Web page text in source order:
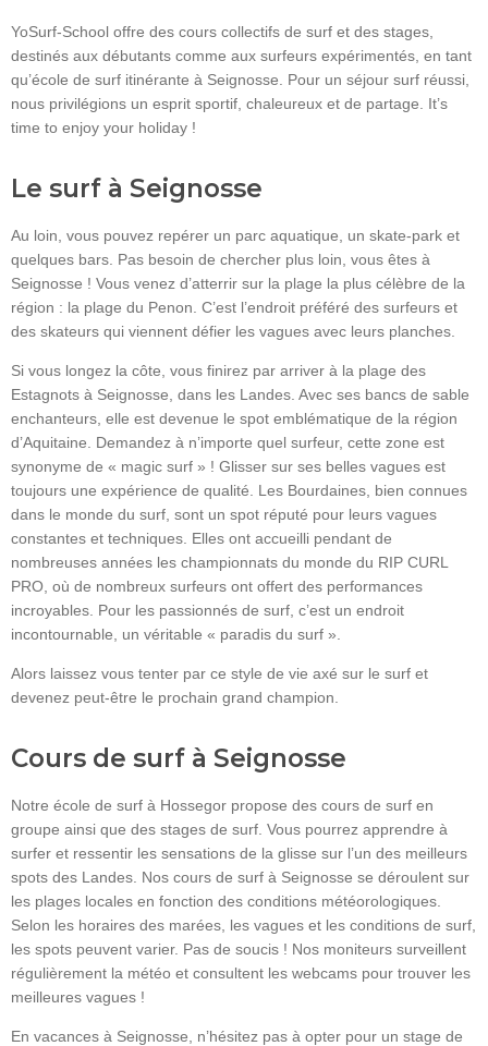
YoSurf-School offre des cours collectifs de surf et des stages,
destinés aux débutants comme aux surfeurs expérimentés, en tant
qu’école de surf itinérante à Seignosse. Pour un séjour surf réussi,
nous privilégions un esprit sportif, chaleureux et de partage. It’s
time to enjoy your holiday !
Le surf à Seignosse
Au loin, vous pouvez repérer un parc aquatique, un skate-park et
quelques bars. Pas besoin de chercher plus loin, vous êtes à
Seignosse ! Vous venez d’atterrir sur la plage la plus célèbre de la
région : la plage du Penon. C’est l’endroit préféré des surfeurs et
des skateurs qui viennent défier les vagues avec leurs planches.
Si vous longez la côte, vous finirez par arriver à la plage des
Estagnots à Seignosse, dans les Landes. Avec ses bancs de sable
enchanteurs, elle est devenue le spot emblématique de la région
d’Aquitaine. Demandez à n’importe quel surfeur, cette zone est
synonyme de « magic surf » ! Glisser sur ses belles vagues est
toujours une expérience de qualité. Les Bourdaines, bien connues
dans le monde du surf, sont un spot réputé pour leurs vagues
constantes et techniques. Elles ont accueilli pendant de
nombreuses années les championnats du monde du RIP CURL
PRO, où de nombreux surfeurs ont offert des performances
incroyables. Pour les passionnés de surf, c’est un endroit
incontournable, un véritable « paradis du surf ».
Alors laissez vous tenter par ce style de vie axé sur le surf et
devenez peut-être le prochain grand champion.
Cours de surf à Seignosse
Notre école de surf à Hossegor propose des cours de surf en
groupe ainsi que des stages de surf. Vous pourrez apprendre à
surfer et ressentir les sensations de la glisse sur l’un des meilleurs
spots des Landes. Nos cours de surf à Seignosse se déroulent sur
les plages locales en fonction des conditions météorologiques.
Selon les horaires des marées, les vagues et les conditions de surf,
les spots peuvent varier. Pas de soucis ! Nos moniteurs surveillent
régulièrement la météo et consultent les webcams pour trouver les
meilleures vagues !
En vacances à Seignosse, n’hésitez pas à opter pour un stage de